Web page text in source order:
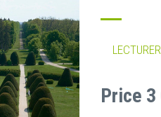
Price 3